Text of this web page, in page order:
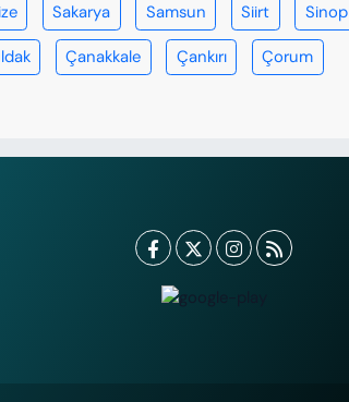
Sakarya Samsun Siirt Sinop
Çanakkale Çankırı Çorum